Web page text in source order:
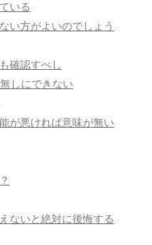
いる
い方がよいのでしょう
確認すべし
しにできない
が悪ければ意味が無い
ないと絶対に後悔する